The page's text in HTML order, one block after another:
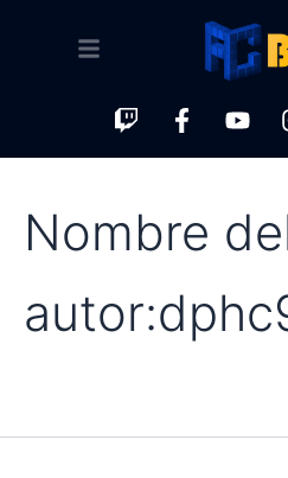
Twitch
f
Nombre